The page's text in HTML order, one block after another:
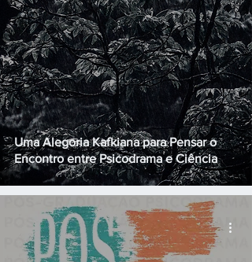
Uma Alegoria Kafkiana para Pensar o
Encontro entre Psicodrama e Ciência